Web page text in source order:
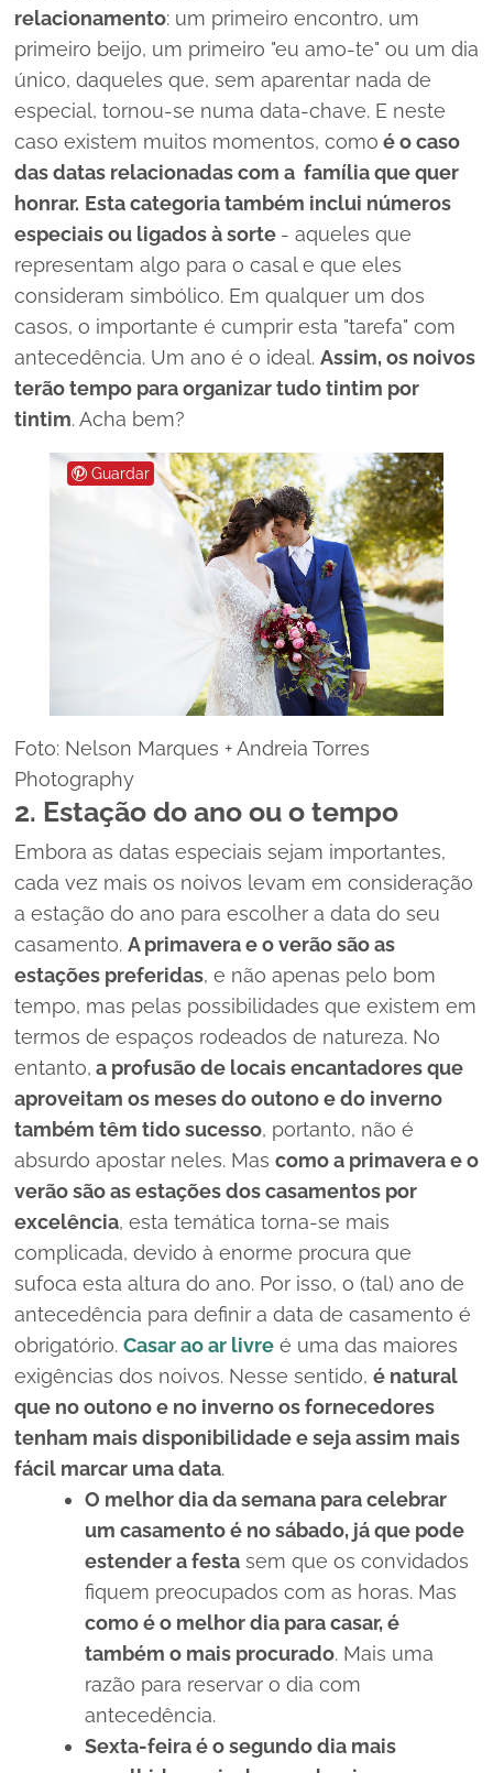
relacionamento: um primeiro encontro, um
primeiro beijo, um primeiro "eu amo-te" ou um dia
único, daqueles que, sem aparentar nada de
especial, tornou-se numa data-chave. E neste
caso existem muitos momentos, como é o caso
das datas relacionadas com a família que quer
honrar. Esta categoria também inclui números
especiais ou ligados à sorte - aqueles que
representam algo para o casal e que eles
consideram simbólico. Em qualquer um dos
casos, o importante é cumprir esta "tarefa" com
antecedência. Um ano é o ideal. Assim, os noivos
terão tempo para organizar tudo tintim por
tintim. Acha bem?
Guardar
Foto: Nelson Marques + Andreia Torres
Photography
2. Estação do ano ou o tempo
Embora as datas especiais sejam importantes,
cada vez mais os noivos levam em consideração
a estação do ano para escolher a data do seu
casamento. A primavera e o verão são as
estações preferidas, e não apenas pelo bom
tempo, mas pelas possibilidades que existem em
termos de espaços rodeados de natureza. No
entanto, a profusão de locais encantadores que
aproveitam os meses do outono e do inverno
também têm tido sucesso, portanto, não é
absurdo apostar neles. Mas como a primavera e o
verão são as estações dos casamentos por
excelência, esta temática torna-se mais
complicada, devido à enorme procura que
sufoca esta altura do ano. Por isso, o (tal) ano de
antecedência para definir a data de casamento é
obrigatório. Casar ao ar livre é uma das maiores
exigências dos noivos. Nesse sentido, é natural
que no outono e no inverno os fornecedores
tenham mais disponibilidade e seja assim mais
fácil marcar uma data.
O melhor dia da semana para celebrar
um casamento é no sábado, já que pode
estender a festa sem que os convidados
fiquem preocupados com as horas. Mas
como é o melhor dia para casar, é
também o mais procurado. Mais uma
razão para reservar o dia com
antecedência.
Sexta-feira é o segundo dia mais